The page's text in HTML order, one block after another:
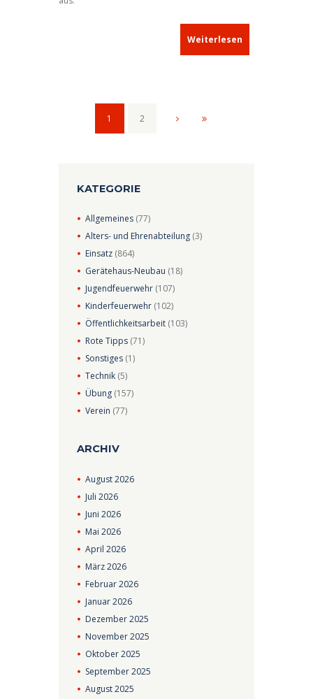
Weiterlesen
1 2
KATEGORIE
Allgemeines (77)
Alters- und Ehrenabteilung (3)
Einsatz (864)
Gerätehaus-Neubau (18)
Jugendfeuerwehr (107)
Kinderfeuerwehr (102)
Öffentlichkeitsarbeit (103)
Rote Tipps (71)
Sonstiges (1)
Technik (5)
Übung (157)
Verein (77)
ARCHIV
August2026
Juli2026
Juni2026
Mai2026
April2026
März2026
Februar2026
Januar2026
Dezember2025
November2025
Oktober2025
September2025
August2025